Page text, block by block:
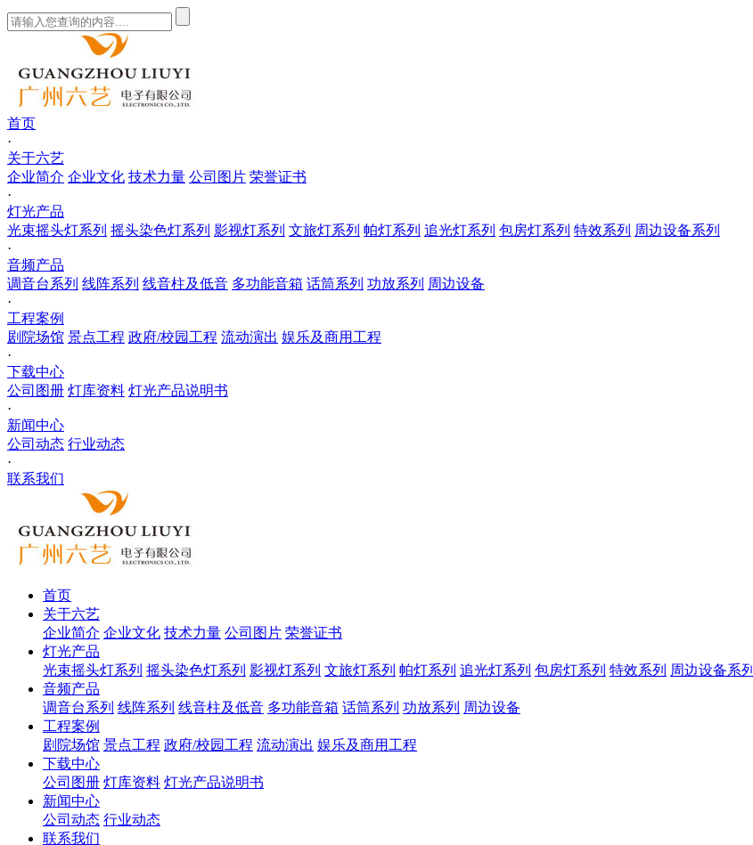
首页
·
关于六艺
企业简介 企业文化 技术力量 公司图片 荣誉证书
·
灯光产品
光束摇头灯系列 摇头染色灯系列 影视灯系列 文旅灯系列 帕灯系列 追光灯系列 包房灯系列 特效系列 周边设备系列
·
音频产品
调音台系列 线阵系列 线音柱及低音 多功能音箱 话筒系列 功放系列 周边设备
·
工程案例
剧院场馆 景点工程 政府/校园工程 流动演出 娱乐及商用工程
·
下载中心
公司图册 灯库资料 灯光产品说明书
·
新闻中心
公司动态 行业动态
·
联系我们
首页
关于六艺
企业简介 企业文化 技术力量 公司图片 荣誉证书
灯光产品
光束摇头灯系列 摇头染色灯系列 影视灯系列 文旅灯系列 帕灯系列 追光灯系列 包房灯系列 特效系列 周边设备系列
音频产品
调音台系列 线阵系列 线音柱及低音 多功能音箱 话筒系列 功放系列 周边设备
工程案例
剧院场馆 景点工程 政府/校园工程 流动演出 娱乐及商用工程
下载中心
公司图册 灯库资料 灯光产品说明书
新闻中心
公司动态 行业动态
联系我们